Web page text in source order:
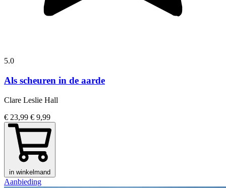
5.0
Als scheuren in de aarde
Clare Leslie Hall
€ 23,99 € 9,99
in winkelmand
Aanbieding